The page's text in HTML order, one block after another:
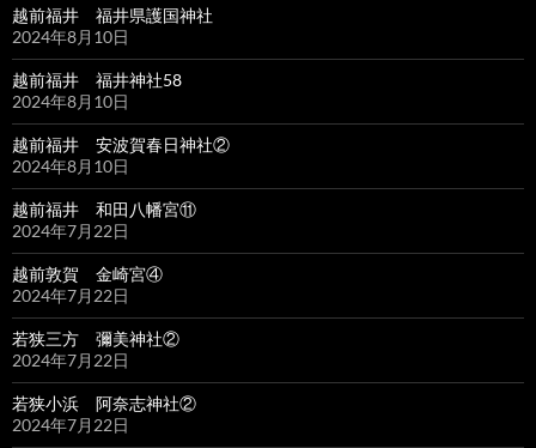
越前福井 福井県護国神社
2024年8月10日
越前福井 福井神社58
2024年8月10日
越前福井 安波賀春日神社②
2024年8月10日
越前福井 和田八幡宮⑪
2024年7月22日
越前敦賀 金崎宮④
2024年7月22日
若狭三方 彌美神社②
2024年7月22日
若狭小浜 阿奈志神社②
2024年7月22日